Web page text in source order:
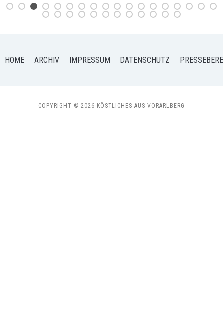
HOME ARCHIV IMPRESSUM DATENSCHUTZ
COPYRIGHT © 2026 KÖSTLICHES AUS VORARLBERG